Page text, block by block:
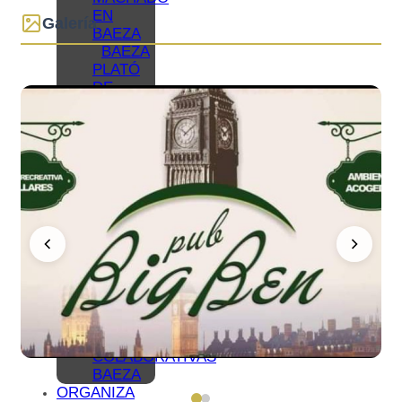
EN
BAEZA
BAEZA
PLATÓ
DE
UNIVERSITARIA
TURISMO
CONGRESOS
EN
BAEZA
TURISMO
FAMILIAR
EN
BAEZA
REDES
COLABORATIVAS
BAEZA
ORGANIZA
Galería